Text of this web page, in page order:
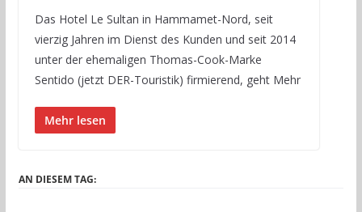
Das Hotel Le Sultan in Hammamet-Nord, seit
vierzig Jahren im Dienst des Kunden und seit 2014
unter der ehemaligen Thomas-Cook-Marke
Sentido (jetzt DER-Touristik) firmierend, geht Mehr
Mehr lesen
AN DIESEM TAG: